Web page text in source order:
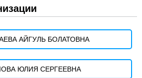
АЙГУЛЬ БОЛАТОВНА
ЮЛИЯ СЕРГЕЕВНА